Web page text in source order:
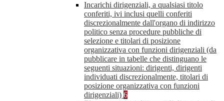
Incarichi dirigenziali, a qualsiasi titolo
conferiti, ivi inclusi quelli conferiti
discrezionalmente dall'organo di indirizzo
politico senza procedure pubbliche di
selezione e titolari di posizione
organizzativa con funzioni dirigenziali (da
pubblicare in tabelle che distinguano le
seguenti situazioni: dirigenti, dirigenti
individuati discrezionalmente, titolari di
posizione organizzativa con funzioni
dirigenziali) 6